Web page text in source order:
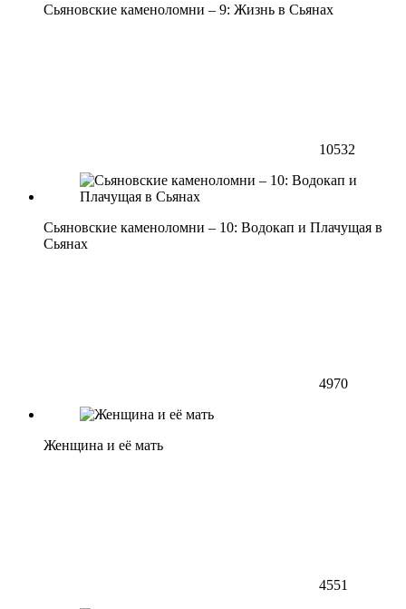
Сьяновские каменоломни – 9: Жизнь в Сьянах
10532
Сьяновские каменоломни – 10: Водокап и Плачущая в
Сьянах
4970
Женщина и её мать
4551